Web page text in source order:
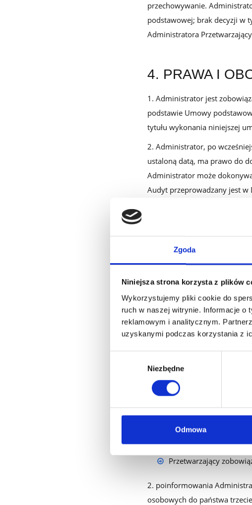
Zgoda
Niniejsza strona korzysta z plików
Wykorzystujemy pliki cookie do
ruch w naszej witrynie. Informacje o
reklamowym i analitycznym.
uzyskanymi podczas korzystania z
Niezbędne
Odmowa
przechowywanie.
podstawowej; brak decyzji w
Administratora
4. PRAWA I
Administrator jest
podstawie Umowy
tytułu wykonania niniejszej
Administrator, po
ustaloną datą, ma prawo do
Administrator może
Audyt przeprowadzany jest w
po zawarciu przez audytora
ponosi Administrator.
udostępnienie
Przetwarzającego, jeżeli ich
5. PRAWA I
Przetwarzający zobowiązuje
trzeciego lub organizacji
czym:
polecenia
szczególności za pomocą
ustnie lub telefonicznie
Przetwarzający
poinformowania
osobowych do państwa